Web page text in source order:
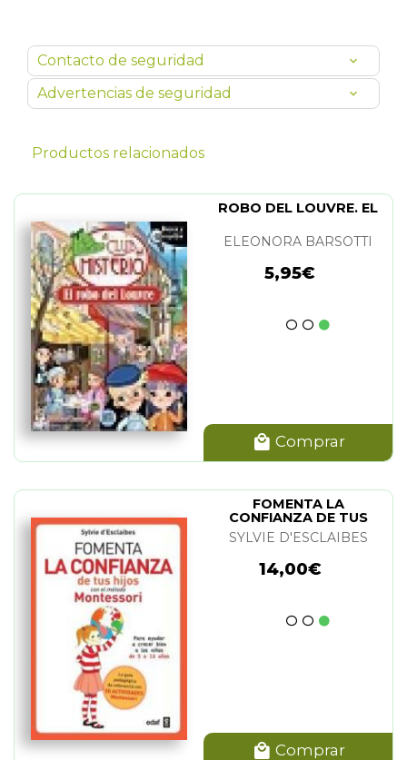
Contacto de seguridad
Advertencias de seguridad
Productos relacionados
ROBO DEL LOUVRE. EL
ELEONORA BARSOTTI
5,95€
Comprar
FOMENTA LA
CONFIANZA DE TUS
HIJOS CON METODO
MONTESSORI
SYLVIE D'ESCLAIBES
14,00€
Comprar